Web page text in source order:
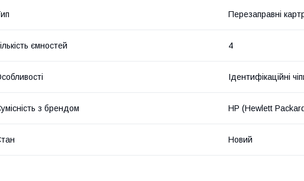
Перезаправні
ємностей 4
Ідентифікаційні
з брендом HP (Hewlett
Новий